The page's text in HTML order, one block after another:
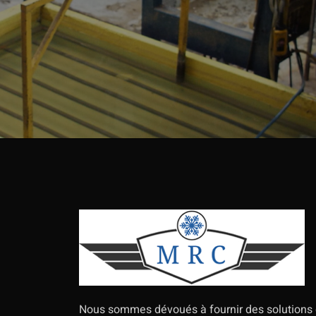
Nous sommes dévoués à fournir des solutions